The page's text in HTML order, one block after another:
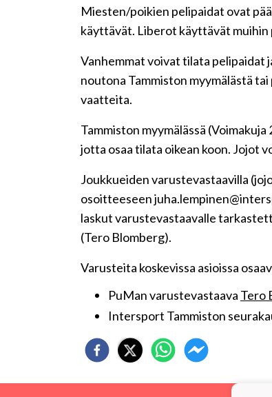
Miesten/poikien pelipaidat ovat
käyttävät. Liberot käyttävät muihin
Vanhemmat voivat tilata pelipaidat
noutona Tammiston myymälästä
vaatteita.
Tammiston myymälässä
jotta osaa tilata oikean koon. Jojot
Joukkueiden varustevastaavilla
osoitteeseen
laskut varustevastaavalle
(Tero Blomberg).
Varusteita koskevissa asioissa
PuMan varustevastaava Tero
Intersport Tammiston